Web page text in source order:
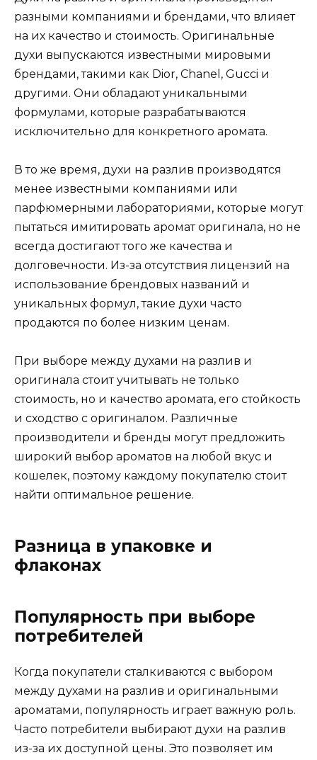
разными компаниями и брендами, что влияет
на их качество и стоимость. Оригинальные
духи выпускаются известными мировыми
брендами, такими как Dior, Chanel, Gucci и
другими. Они обладают уникальными
формулами, которые разрабатываются
исключительно для конкретного аромата.
В то же время, духи на разлив производятся
менее известными компаниями или
парфюмерными лабораториями, которые могут
пытаться имитировать аромат оригинала, но не
всегда достигают того же качества и
долговечности. Из-за отсутствия лицензий на
использование брендовых названий и
уникальных формул, такие духи часто
продаются по более низким ценам.
При выборе между духами на разлив и
оригинала стоит учитывать не только
стоимость, но и качество аромата, его стойкость
и сходство с оригиналом. Различные
производители и бренды могут предложить
широкий выбор ароматов на любой вкус и
кошелек, поэтому каждому покупателю стоит
найти оптимальное решение.
Разница в упаковке и
флаконах
Популярность при выборе
потребителей
Когда покупатели сталкиваются с выбором
между духами на разлив и оригинальными
ароматами, популярность играет важную роль.
Часто потребители выбирают духи на разлив
из-за их доступной цены. Это позволяет им